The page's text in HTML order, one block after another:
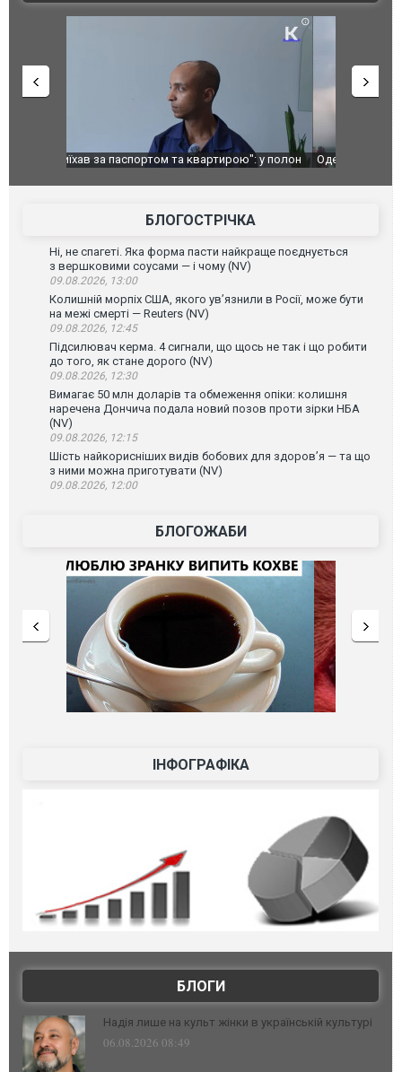
Одесу накрила потужна злива з градом та
ураганним вітром
Вже
БЛОГОСТРІЧКА
Ні, не спагеті. Яка форма пасти найкраще поєднується
з вершковими соусами — і чому (NV)
09.08.2026, 13:00
Колишній морпіх США, якого ув’язнили в Росії, може бути
на межі смерті — Reuters (NV)
09.08.2026, 12:45
Підсилювач керма. 4 сигнали, що щось не так і що робити
до того, як стане дорого (NV)
09.08.2026, 12:30
Вимагає 50 млн доларів та обмеження опіки: колишня
наречена Дончича подала новий позов проти зірки НБА
(NV)
09.08.2026, 12:15
Шість найкорисніших видів бобових для здоров’я — та що
з ними можна приготувати (NV)
09.08.2026, 12:00
БЛОГОЖАБИ
ІНФОГРАФІКА
БЛОГИ
Надія лише на культ жінки в українській культурі
06.08.2026 08:49